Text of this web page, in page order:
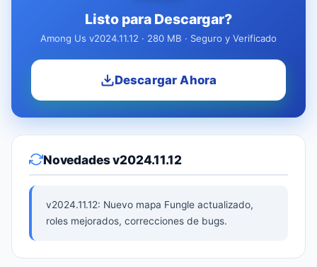
Listo para Descargar?
Among Us v2024.11.12 · 280 MB · Seguro y Verificado
Descargar Ahora
Novedades v2024.11.12
v2024.11.12: Nuevo mapa Fungle actualizado,
roles mejorados, correcciones de bugs.